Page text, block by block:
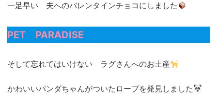
一足早い 夫へのバレンタインチョコにしました
PET PARADISE
そして忘れてはいけない ラグさんへのお土産
かわいいパンダちゃんがついたロープを発見しました